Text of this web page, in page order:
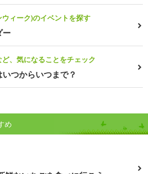
ィーク)のイベントを探す
ー
、気になることをチェック
つからいつまで？
め